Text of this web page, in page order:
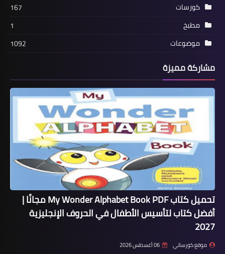
كورسات
167
مطبخ
1
موضوعات
1092
مشاركة مميزة
تحميل كتاب My Wonder Alphabet Book PDF مجانًا |
أفضل كتاب لتأسيس الأطفال في الحروف الإنجليزية
2027
موقع كورساتي 06 أغسطس 2026